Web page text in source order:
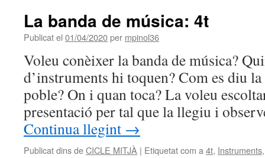
La banda de música: 4t
Publicat el 01/04/2020per mpinol36
Voleu conèixer la banda de música?
d’instruments hi toquen? Com es diu
poble? On i quan toca? La voleu
presentació per tal que la llegiu i
Continua llegint →
Publicat dins deCICLE MITJÀ | Etiquetat com a 4t, Instruments